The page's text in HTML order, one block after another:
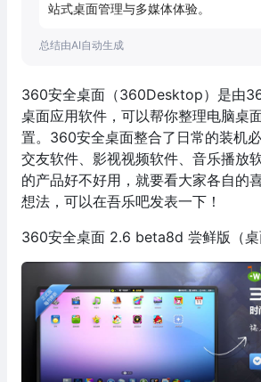
站式桌面管理与多媒体体验。
360安全桌面（360Desktop）是由
桌面应用软件，可以帮你整理电脑桌
置。360安全桌面整合了日常的装机
交友软件、影视视频软件、音乐播放
的产品好不好用，就要看大家各自的
想法，可以在吾乐吧发表一下！
360安全桌面 2.6 beta8d 尝鲜版（桌